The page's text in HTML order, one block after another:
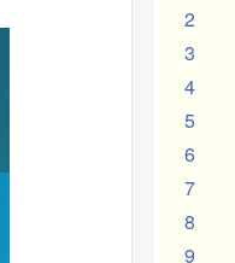
2
3
4
5
6
7
8
9